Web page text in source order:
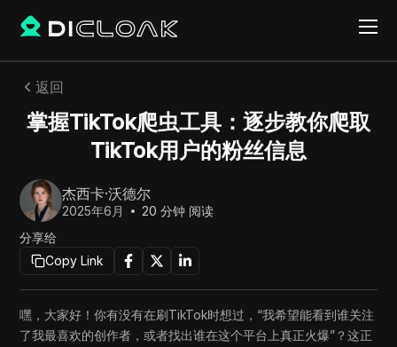
返回
掌握TikTok爬虫工具：逐步教你爬取
TikTok用户的粉丝信息
杰西卡·沃德尔
2025年6月 20 分钟 阅读
分享给
Copy Link
嘿，大家好！你有没有在刷TikTok时想过，“我希望能看到谁关注
了我最喜欢的创作者，或者找出谁在这个平台上真正火爆”？这正